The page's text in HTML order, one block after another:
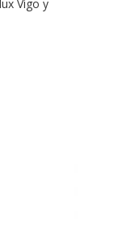
Vigo y